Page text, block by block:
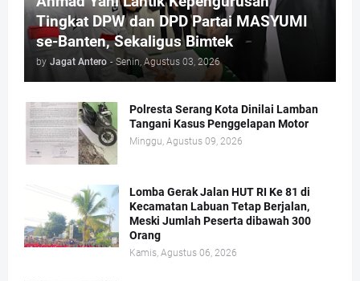
Tingkat DPW dan DPD Partai MASYUMI
se-Banten, Sekaligus Bimtek
by Jagat Antero - Senin, Agustus 03, 2026
Polresta Serang Kota Dinilai Lamban
Tangani Kasus Penggelapan Motor
Minggu, Agustus 09, 2026
Lomba Gerak Jalan HUT RI Ke 81 di
Kecamatan Labuan Tetap Berjalan,
Meski Jumlah Peserta dibawah 300
Orang
Kamis, Agustus 06, 2026